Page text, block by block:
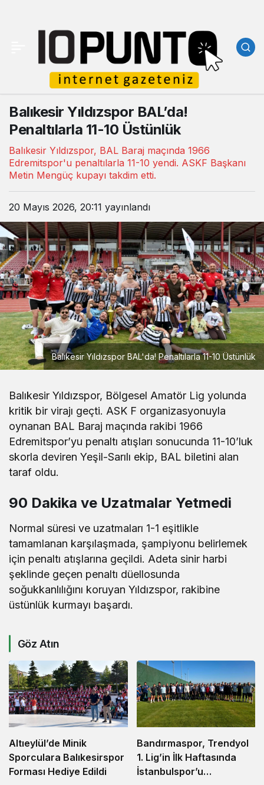
Balıkesir Yıldızspor BAL’da!
Penaltılarla 11-10 Üstünlük
Balıkesir Yıldızspor, BAL Baraj maçında 1966
Edremitspor'u penaltılarla 11-10 yendi. ASKF Başkanı
Metin Mengüç kupayı takdim etti.
20 Mayıs 2026, 20:11 yayınlandı
Balıkesir Yıldızspor BAL'da! Penaltılarla 11-10 Üstünlük
Balıkesir Yıldızspor, Bölgesel Amatör Lig yolunda
kritik bir virajı geçti. ASK F organizasyonuyla
oynanan BAL Baraj maçında rakibi 1966
Edremitspor’yu penaltı atışları sonucunda 11-10’luk
skorla deviren Yeşil-Sarılı ekip, BAL biletini alan
taraf oldu.
90 Dakika ve Uzatmalar Yetmedi
Normal süresi ve uzatmaları 1-1 eşitlikle
tamamlanan karşılaşmada, şampiyonu belirlemek
için penaltı atışlarına geçildi. Adeta sinir harbi
şeklinde geçen penaltı düellosunda
soğukkanlılığını koruyan Yıldızspor, rakibine
üstünlük kurmayı başardı.
Göz Atın
Altıeylül’de Minik
Sporculara Balıkesirspor
Forması Hediye Edildi
Bandırmaspor, Trendyol
1. Lig’in İlk Haftasında
İstanbulspor’u